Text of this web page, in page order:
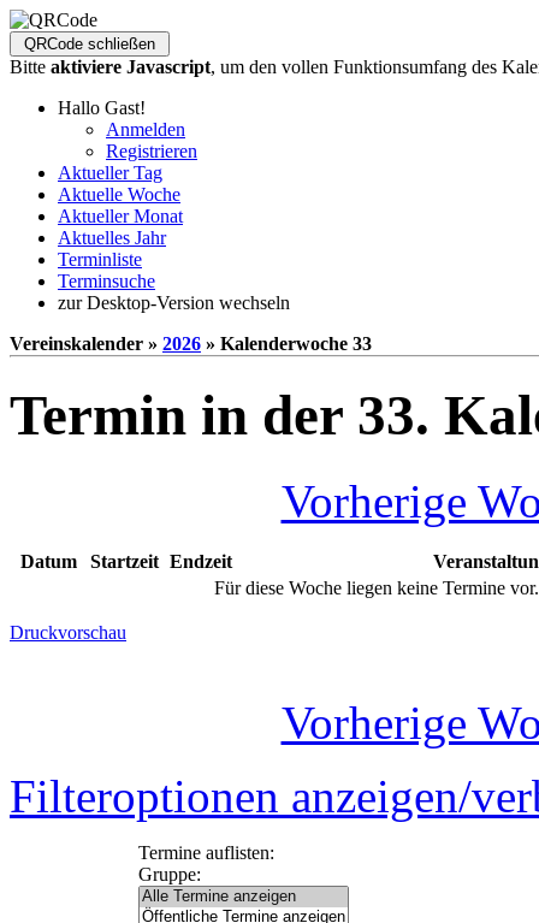
Bitte aktiviere Javascript, um den vollen Funktionsumfang des
Hallo Gast!
Anmelden
Registrieren
Aktueller Tag
Aktuelle Woche
Aktueller Monat
Aktuelles Jahr
Terminliste
Terminsuche
zur Desktop-Version wechseln
Vereinskalender » 2026 » Kalenderwoche 33
Termin in der 33.
Vorherige
Datum Startzeit Endzeit
Für diese Woche liegen keine Termine vor.
Druckvorschau
Vorherige
Filteroptionen anzeigen/
Termine auflisten:
Gruppe: